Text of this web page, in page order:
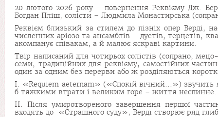
20 лютого 2026 року – повернення Реквієму Дж.
Богдан Пліш, солісти – Людмила Монастирська
Реквієм близький за стилем до пізніх опер Верді,
численних аріозо та ансамблів – дуетів, терцетів,
акомпанує співакам, а й малює яскраві картини.
Твір написаний для чотирьох солістів (сопрано,
семи, традиційних для реквієму, самостійних
один за одним без перерви або ж розділяються
I. «Requiem aeternam» («Спокій вічний...») звучить
б тяжкими втрати і вели­ким горе – життя неспинне.
II. Після умиротвореного завершення першої
входять до «Страшного суду», Верді створює ряд